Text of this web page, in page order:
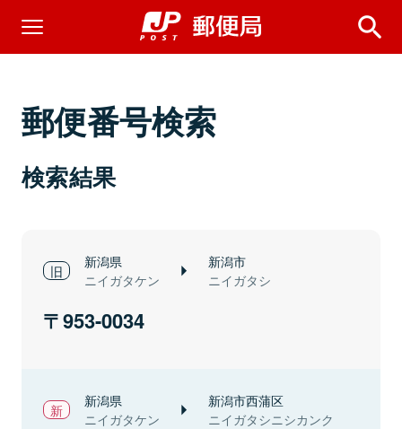
郵便番号検索
検索結果
新潟県
ニイガタケン
新潟市
ニイガタシ
953-0034
新潟県
ニイガタケン
新潟市西蒲区
ニイガタシニシカンク